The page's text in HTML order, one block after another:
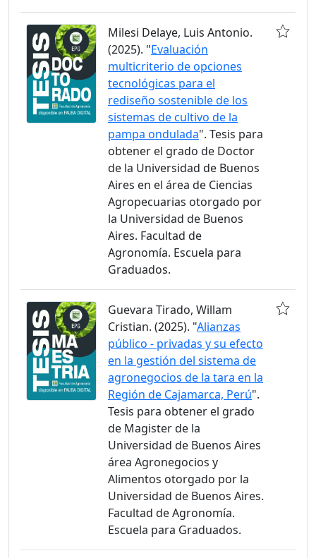
Milesi Delaye, Luis Antonio.
(2025). "Evaluación
multicriterio de opciones
tecnológicas para el
rediseño sostenible de los
sistemas de cultivo de la
pampa ondulada". Tesis para
obtener el grado de Doctor
de la Universidad de Buenos
Aires en el área de Ciencias
Agropecuarias otorgado por
la Universidad de Buenos
Aires. Facultad de
Agronomía. Escuela para
Graduados.
Guevara Tirado, Willam
Cristian. (2025). "Alianzas
público - privadas y su efecto
en la gestión del sistema de
agronegocios de la tara en la
Región de Cajamarca, Perú".
Tesis para obtener el grado
de Magister de la
Universidad de Buenos Aires
área Agronegocios y
Alimentos otorgado por la
Universidad de Buenos Aires.
Facultad de Agronomía.
Escuela para Graduados.